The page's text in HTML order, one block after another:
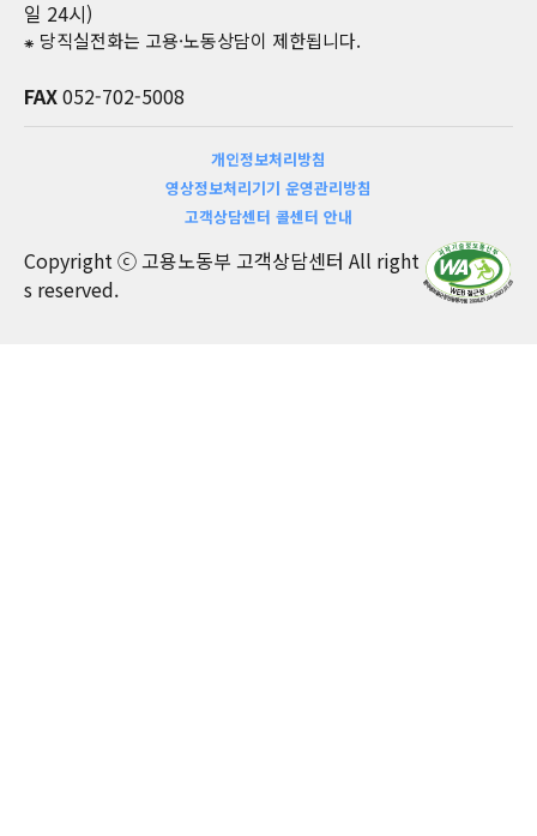
일 24시)
⁕ 당직실전화는 고용·노동상담이 제한됩니다.
FAX052-702-5008
개인정보처리방침
영상정보처리기기 운영관리방침
고객상담센터 콜센터 안내
Copyright ⓒ 고용노동부 고객상담센터 All right
s reserved.